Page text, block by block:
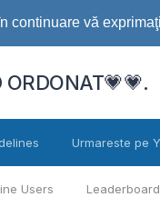
continuare vă
Users Leaderboard
Urmareste pe